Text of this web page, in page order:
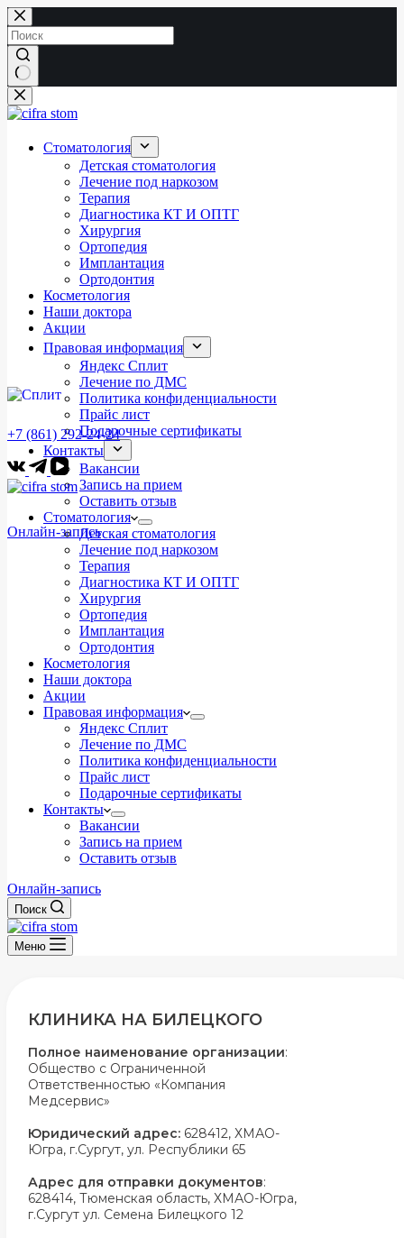
Перейти
к
сути
Ничего
не
Стоматология
Детская стоматология
Лечение под наркозом
Терапия
Диагностика КТ И ОПТГ
Хирургия
Ортопедия
Имплантация
Ортодонтия
Косметология
Наши доктора
Акции
Правовая информация
Яндекс Сплит
Лечение по ДМС
Политика конфиденциальности
Прайс лист
Подарочные сертификаты
Контакты
Вакансии
Запись на прием
Оставить отзыв
Онлайн-запись
+7 (861) 292-24-24
Стоматология
Детская стоматология
Лечение под наркозом
Терапия
Диагностика КТ И ОПТГ
Хирургия
Ортопедия
Имплантация
Ортодонтия
Косметология
Наши доктора
Акции
Правовая информация
Яндекс Сплит
Лечение по ДМС
Политика конфиденциальности
Прайс лист
Подарочные сертификаты
Контакты
Вакансии
Запись на прием
Оставить отзыв
Онлайн-запись
Поиск
Меню
КЛИНИКА НА БИЛЕЦКОГО
Полное наименование организации:
Общество с Ограниченной
Ответственностью «Компания
Медсервис»
Юридический адрес: 628412, ХМАО-
Югра, г.Сургут, ул. Республики 65
Адрес для отправки документов:
628414, Тюменская область, ХМАО-Югра,
г.Сургут ул. Семена Билецкого 12